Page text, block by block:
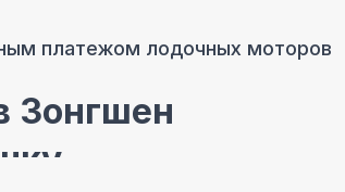
платежом лодочных моторов
Зонгшен